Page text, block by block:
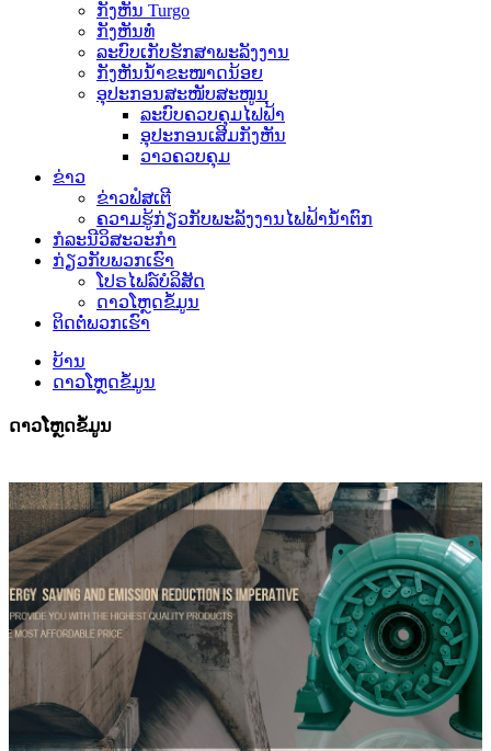
ກັງຫັນ Turgo
ກັງຫັນທໍ່
ລະບົບເກັບຮັກສາພະລັງງານ
ກັງຫັນນ້ຳຂະໜາດນ້ອຍ
ອຸປະກອນສະໜັບສະໜູນ
ລະບົບຄວບຄຸມໄຟຟ້າ
ອຸປະກອນເສີມກັງຫັນ
ວາວຄວບຄຸມ
ຂ່າວ
ຂ່າວຟໍສເຕີ
ຄວາມຮູ້ກ່ຽວກັບພະລັງງານໄຟຟ້ານ້ຳຕົກ
ກໍລະນີວິສະວະກຳ
ກ່ຽວກັບພວກເຮົາ
ໂປຣໄຟລ໌ບໍລິສັດ
ດາວໂຫຼດຂໍ້ມູນ
ຕິດຕໍ່ພວກເຮົາ
ບ້ານ
ດາວໂຫຼດຂໍ້ມູນ
ດາວໂຫຼດຂໍ້ມູນ